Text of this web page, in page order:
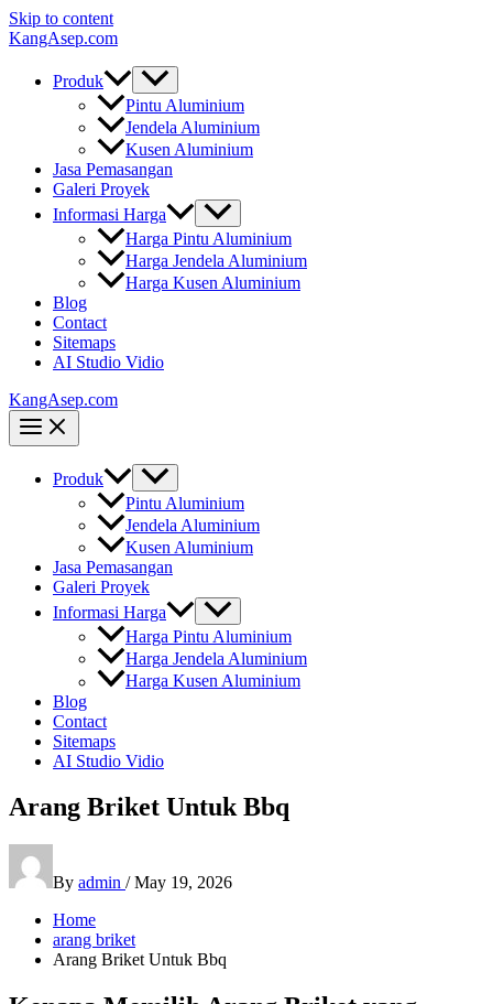
Skip to content
KangAsep.com
Produk
Pintu Aluminium
Jendela Aluminium
Kusen Aluminium
Jasa Pemasangan
Galeri Proyek
Informasi Harga
Harga Pintu Aluminium
Harga Jendela Aluminium
Harga Kusen Aluminium
Blog
Contact
Sitemaps
AI Studio Vidio
KangAsep.com
Produk
Pintu Aluminium
Jendela Aluminium
Kusen Aluminium
Jasa Pemasangan
Galeri Proyek
Informasi Harga
Harga Pintu Aluminium
Harga Jendela Aluminium
Harga Kusen Aluminium
Blog
Contact
Sitemaps
AI Studio Vidio
Arang Briket Untuk Bbq
By admin /May 19, 2026
Home
arang briket
Arang Briket Untuk Bbq